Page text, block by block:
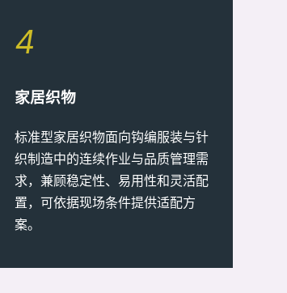
4
家居织物
标准型家居织物面向钩编服装与针
织制造中的连续作业与品质管理需
求，兼顾稳定性、易用性和灵活配
置，可依据现场条件提供适配方
案。